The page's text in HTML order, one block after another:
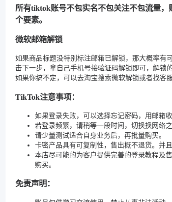
所有tiktok账号不包实名不包关注不包流量
个要素。
微软邮箱解锁
如果商品标题没特别标注邮箱已解锁，那大概率有
击下一步，拿自己手机号接验证码解锁即可，解锁
如果你搞不定，可以去淘宝搜索微软解锁或者找客
TikTok注意事项：
如果登录失败，可以选择忘记密码，用邮箱
若登录频繁，请稍等一段时间，切换换网络之
请少量测试适合自身业务后，再批量购买。
卡密产品具有可复制性，售出概不退货。并
本店尽可能的为客户提供完善的登录教程及
购买。
免责声明：